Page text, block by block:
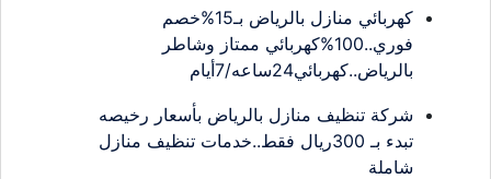
كهربائي منازل بالرياض بـ15%خصم
فوري..100%كهربائي ممتاز وشاطر
بالرياض..كهربائي24ساعه/7أيام
شركة تنظيف منازل بالرياض بأسعار رخيصه
تبدء بـ 300ريال فقط..خدمات تنظيف منازل
شاملة